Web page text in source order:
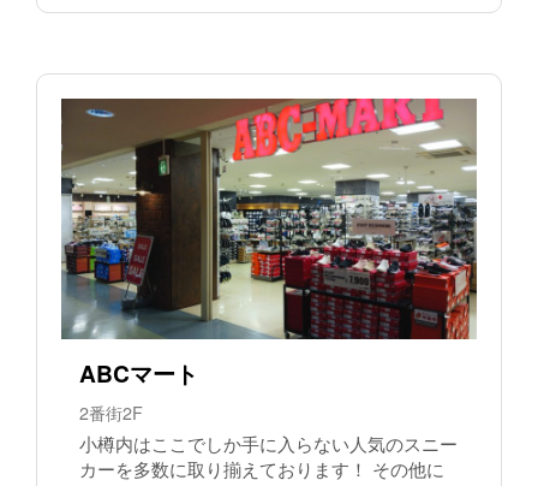
ABCマート
2番街2F
小樽内はここでしか手に入らない人気のスニー
カーを多数に取り揃えております！ その他に